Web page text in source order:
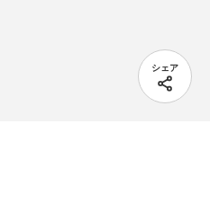
シェア